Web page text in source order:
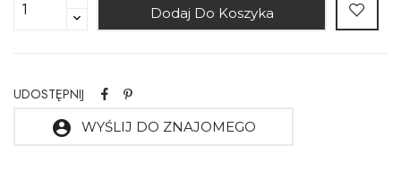
Dodaj Do Koszyka
UDOSTĘPNIJ
account_circle WYŚLIJ DO ZNAJOMEGO